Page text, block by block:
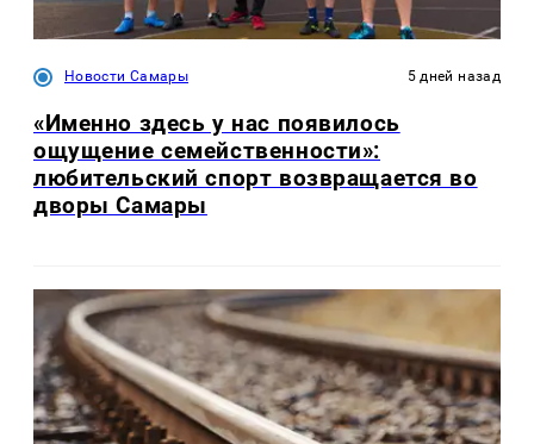
Новости Самары 5 дней назад
«Именно здесь у нас появилось
ощущение семейственности»:
любительский спорт возвращается во
дворы Самары